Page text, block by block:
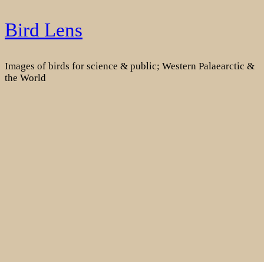
Skip
to
Bird Lens
Images of birds for science & public; Western Palaearctic &
the World